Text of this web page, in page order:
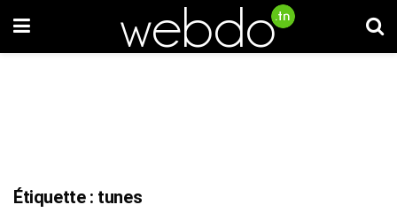
Étiquette : tunes